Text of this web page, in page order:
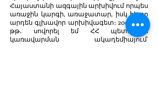
Հայաստանի ազգային արխիվում որպես
առաջին կարգի, առաջատար, իսկ հետո
արդեն գլխավոր արխիվագետ։ 2005-2007
թթ․ սովորել եմ ՀՀ պետական
կառավարման ակադեմիայում՝